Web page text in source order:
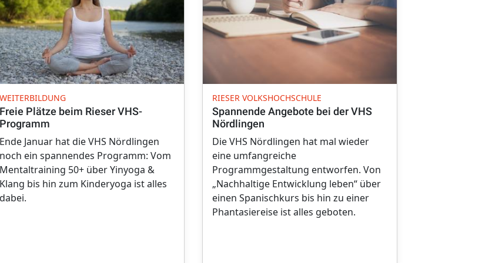
WEITERBILDUNG
Freie Plätze beim Rieser VHS-
Programm
Ende Januar hat die VHS Nördlingen
noch ein spannendes Programm: Vom
Mentaltraining 50+ über Yinyoga &
Klang bis hin zum Kinderyoga ist alles
dabei.
RIESER VOLKSHOCHSCHULE
Spannende Angebote bei der VHS
Nördlingen
Die VHS Nördlingen hat mal wieder
eine umfangreiche
Programmgestaltung entworfen. Von
„Nachhaltige Entwicklung leben“ über
einen Spanischkurs bis hin zu einer
Phantasiereise ist alles geboten.